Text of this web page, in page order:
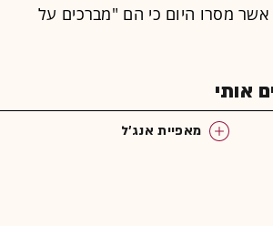
אשר מסרו היום כי הם "מברכים על
אותי
מאפיית אנג'ל